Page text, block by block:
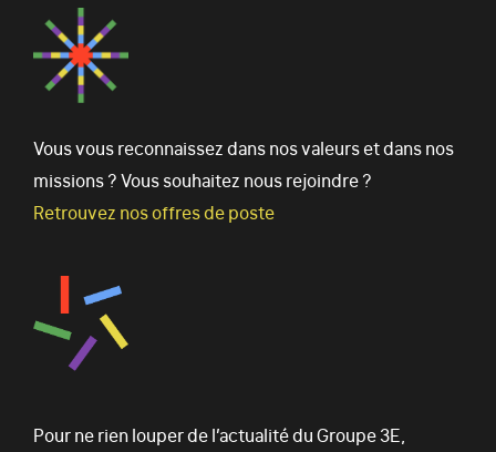
Vous vous reconnaissez dans nos valeurs et dans nos
missions ? Vous souhaitez nous rejoindre ?
Retrouvez nos offres de poste
Pour ne rien louper de l’actualité du Groupe 3E,